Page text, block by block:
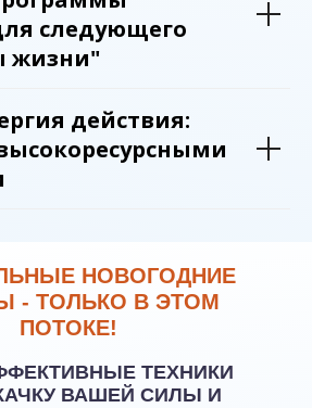
следующего
жизни"
действия:
НОВОГОДНИЕ
- ТОЛЬКО В ЭТОМ
ПОТОКЕ!
ТЕХНИКИ
ВАШЕЙ СИЛЫ И